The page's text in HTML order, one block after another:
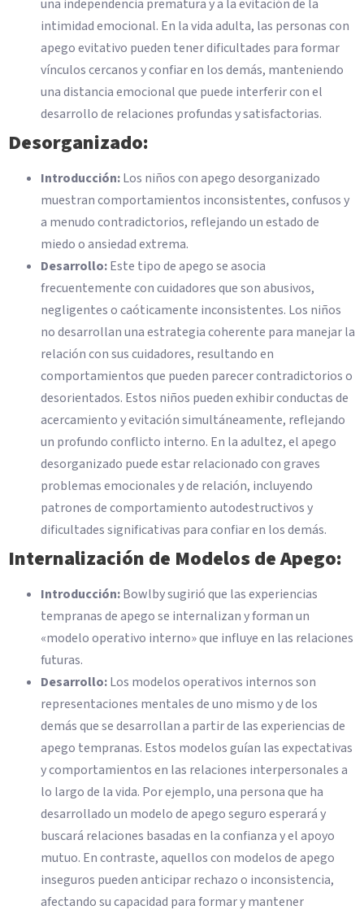
una independencia prematura y a la evitación de la
intimidad emocional. En la vida adulta, las personas con
apego evitativo pueden tener dificultades para formar
vínculos cercanos y confiar en los demás, manteniendo
una distancia emocional que puede interferir con el
desarrollo de relaciones profundas y satisfactorias.
Desorganizado:
Introducción:Los niños con apego desorganizado
muestran comportamientos inconsistentes, confusos y
a menudo contradictorios, reflejando un estado de
miedo o ansiedad extrema.
Desarrollo:Este tipo de apego se asocia
frecuentemente con cuidadores que son abusivos,
negligentes o caóticamente inconsistentes. Los niños
no desarrollan una estrategia coherente para manejar la
relación con sus cuidadores, resultando en
comportamientos que pueden parecer contradictorios o
desorientados. Estos niños pueden exhibir conductas de
acercamiento y evitación simultáneamente, reflejando
un profundo conflicto interno. En la adultez, el apego
desorganizado puede estar relacionado con graves
problemas emocionales y de relación, incluyendo
patrones de comportamiento autodestructivos y
dificultades significativas para confiar en los demás.
Internalización de Modelos de Apego:
Introducción:Bowlby sugirió que las experiencias
tempranas de apego se internalizan y forman un
«modelo operativo interno» que influye en las relaciones
futuras.
Desarrollo:Los modelos operativos internos son
representaciones mentales de uno mismo y de los
demás que se desarrollan a partir de las experiencias de
apego tempranas. Estos modelos guían las expectativas
y comportamientos en las relaciones interpersonales a
lo largo de la vida. Por ejemplo, una persona que ha
desarrollado un modelo de apego seguro esperará y
buscará relaciones basadas en la confianza y el apoyo
mutuo. En contraste, aquellos con modelos de apego
inseguros pueden anticipar rechazo o inconsistencia,
afectando su capacidad para formar y mantener